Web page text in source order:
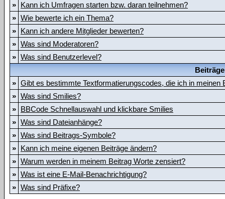
» Kann ich Umfragen starten bzw. daran teilnehmen?
» Wie bewerte ich ein Thema?
» Kann ich andere Mitglieder bewerten?
» Was sind Moderatoren?
» Was sind Benutzerlevel?
» Gibt es bestimmte Textformatierungscodes, die ich in meinen
» Was sind Smilies?
» BBCode Schnellauswahl und klickbare Smilies
» Was sind Dateianhänge?
» Was sind Beitrags-Symbole?
» Kann ich meine eigenen Beiträge ändern?
» Warum werden in meinem Beitrag Worte zensiert?
» Was ist eine E-Mail-Benachrichtigung?
» Was sind Präfixe?